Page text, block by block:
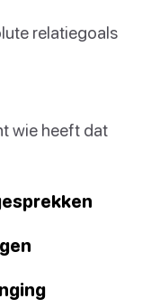
relatiegoals
wie heeft dat